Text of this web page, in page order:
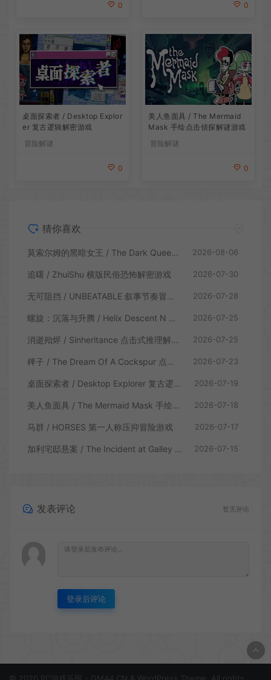
0 0
桌面探索者 / Desktop Explor
er 复古逻辑解密游戏
冒险解谜
0
美人鱼面具 / The Mermaid
Mask 手绘点击侦探解谜游戏
冒险解谜
0
猜你喜欢
莫索尔姆的黑暗女王 / The Dark Queen of Mortholme 多结局叙事游戏 2026-08-06
追曙 / ZhuiShu 横版民俗恐怖解密游戏 2026-07-30
无可阻挡 / UNBEATABLE 叙事节奏冒险游戏 2026-07-28
螺旋：沉落与升腾 / Helix Descent N Ascent 解谜冒险游戏 2026-07-25
消逝殆烬 / Sinheritance 点击式推理解谜游戏 2026-07-25
稗子 / The Dream Of A Cockspur 点击式剧情解谜游戏 2026-07-23
桌面探索者 / Desktop Explorer 复古逻辑解密游戏 2026-07-19
美人鱼面具 / The Mermaid Mask 手绘点击侦探解谜游戏 2026-07-18
马群 / HORSES 第一人称压抑冒险游戏 2026-07-17
加利宅邸悬案 / The Incident at Galley House 侦探解密推理游戏 2026-07-15
发表评论 暂无评论
登录后评论